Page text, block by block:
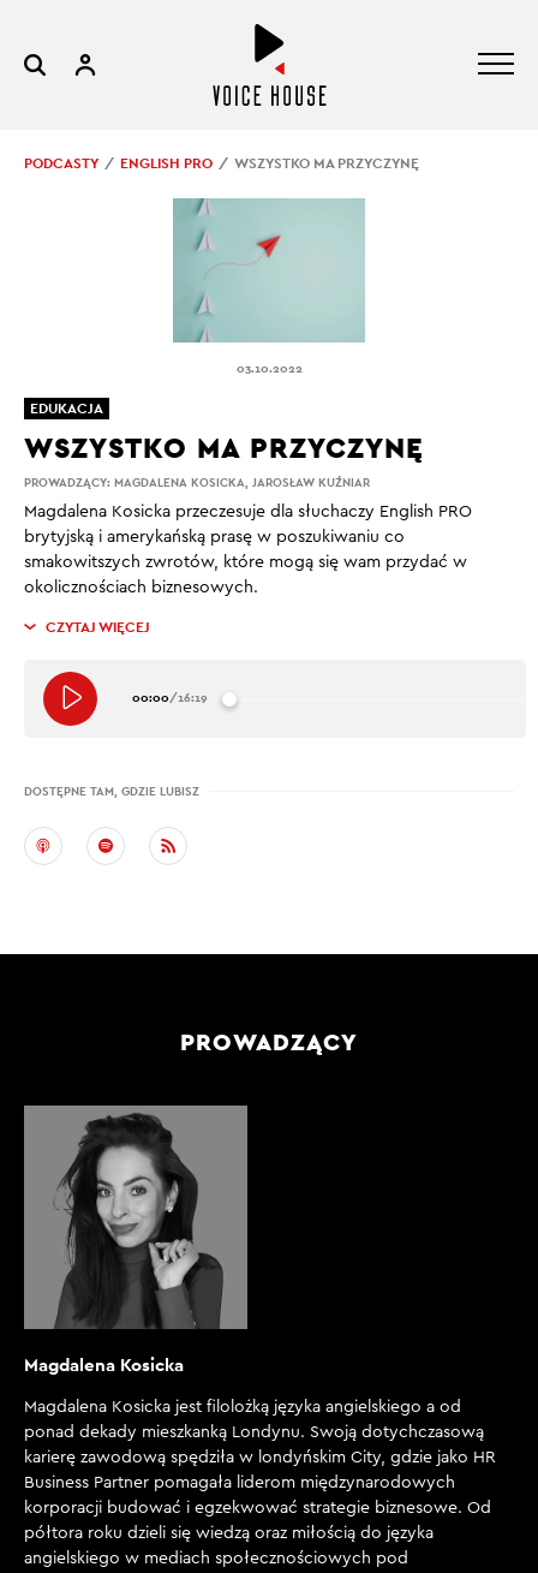
PODCASTY ENGLISH PRO WSZYSTKO MA PRZYCZYNĘ
03.10.2022
PROWADZĄCY: MAGDALENA KOSICKA, JAROSŁAW KUŹNIAR
WSZYSTKO MA PRZYCZYNĘ
Magdalena Kosicka przeczesuje dla słuchaczy English PRO
brytyjską i amerykańską prasę w poszukiwaniu co
smakowitszych zwrotów, które mogą się wam przydać w
okolicznościach biznesowych.
CZYTAJ WIĘCEJ
00:00/16:19
DOSTĘPNE TAM, GDZIE LUBISZ
EDUKACJA
PROWADZĄCY
Magdalena Kosicka
Magdalena Kosicka jest filolożką języka angielskiego a od
ponad dekady mieszkanką Londynu. Swoją dotychczasową
karierę zawodową spędziła w londyńskim City, gdzie jako HR
Business Partner pomagała liderom międzynarodowych
korporacji budować i egzekwować strategie biznesowe. Od
półtora roku dzieli się wiedzą oraz miłością do języka
angielskiego w mediach społecznościowych pod